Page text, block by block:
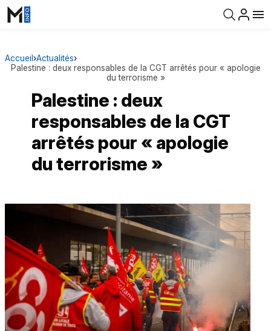
Accueil ›Actualités›
Palestine : deux responsables de la CGT arrêtés pour « apologie
du terrorisme »
Palestine : deux
responsables de la CGT
arrêtés pour « apologie
du terrorisme »